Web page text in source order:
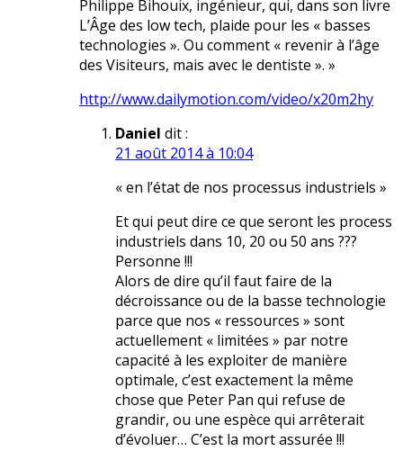
Philippe Bihouix, ingénieur, qui, dans son livre
L’Âge des low tech, plaide pour les « basses
technologies ». Ou comment « revenir à l’âge
des Visiteurs, mais avec le dentiste ». »
http://www.dailymotion.com/video/x20m2hy
Daniel dit :
21 août 2014 à 10:04
« en l’état de nos processus industriels »
Et qui peut dire ce que seront les process
industriels dans 10, 20 ou 50 ans ???
Personne !!!
Alors de dire qu’il faut faire de la
décroissance ou de la basse technologie
parce que nos « ressources » sont
actuellement « limitées » par notre
capacité à les exploiter de manière
optimale, c’est exactement la même
chose que Peter Pan qui refuse de
grandir, ou une espèce qui arrêterait
d’évoluer… C’est la mort assurée !!!